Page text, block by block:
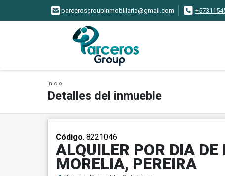
parcerosgroupinmobiliario@gmail.com
Inicio
Detalles del inmueble
Código. 8221046
ALQUILER POR DIA
MORELIA, PEREIRA